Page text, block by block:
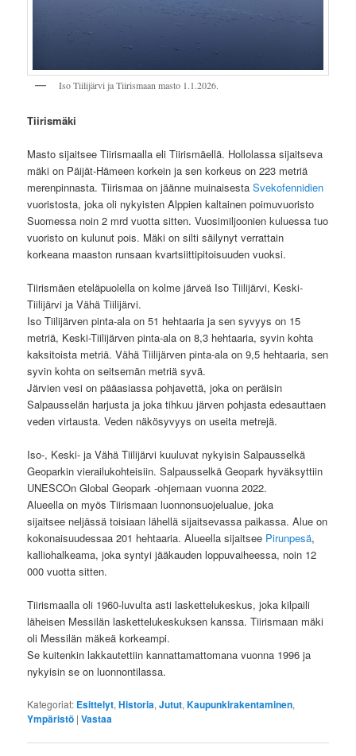
Iso Tiilijärvi ja Tiirismaan masto 1.1.2026.
Tiirismäki
Masto sijaitsee Tiirismaalla eli Tiirismäellä. Hollolassa sijaitseva
mäki on Päijät-Hämeen korkein ja sen korkeus on 223 metriä
merenpinnasta. Tiirismaa on jäänne muinaisestaSvekofennidien
vuoristosta, joka oli nykyisten Alppien kaltainen poimuvuoristo
Suomessa noin 2 mrd vuotta sitten. Vuosimiljoonien kuluessa tuo
vuoristo on kulunut pois. Mäki on silti säilynyt verrattain
korkeana maaston runsaan kvartsiittipitoisuuden vuoksi.
Tiirismäen eteläpuolella on kolme järveä Iso Tiilijärvi, Keski-
Tiilijärvi ja Vähä Tiilijärvi.
Iso Tiilijärven pinta-ala on 51 hehtaaria ja sen syvyys on 15
metriä, Keski-Tiilijärven pinta-ala on 8,3 hehtaaria, syvin kohta
kaksitoista metriä. Vähä Tiilijärven pinta-ala on 9,5 hehtaaria, sen
syvin kohta on seitsemän metriä syvä.
Järvien vesi on pääasiassa pohjavettä, joka on peräisin
Salpausselän harjusta ja joka tihkuu järven pohjasta edesauttaen
veden virtausta. Veden näkösyvyys on useita metrejä.
Iso-, Keski- ja Vähä Tiilijärvi kuuluvat nykyisin Salpausselkä
Geoparkin vierailukohteisiin. Salpausselkä Geopark hyväksyttiin
UNESCOn Global Geopark -ohjemaan vuonna 2022.
Alueella on myös Tiirismaan luonnonsuojelualue, joka
sijaitsee neljässä toisiaan lähellä sijaitsevassa paikassa. Alue on
kokonaisuudessaa 201 hehtaaria. Alueella sijaitsee Pirunpesä,
kalliohalkeama, joka syntyi jääkauden loppuvaiheessa, noin 12
000 vuotta sitten.
Tiirismaalla oli 1960-luvulta asti laskettelukeskus, joka kilpaili
läheisen Messilän laskettelukeskuksen kanssa. Tiirismaan mäki
oli Messilän mäkeä korkeampi.
Se kuitenkin lakkautettiin kannattamattomana vuonna 1996 ja
nykyisin se on luonnontilassa.
Kategoriat: Esittelyt,Historia,Jutut,Kaupunkirakentaminen,
Ympäristö |Vastaa